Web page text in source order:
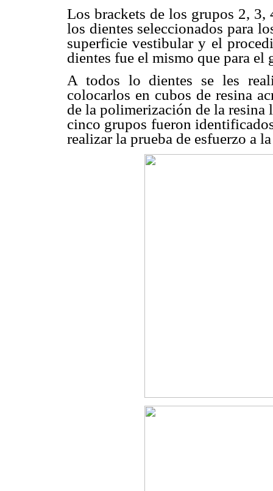
Los brackets de los grupos 2,
los dientes seleccionados para
superficie vestibular y el
dientes fue el mismo que para el
A todos lo dientes se les
colocarlos en cubos de resina
de la polimerización de la resina
cinco grupos fueron
realizar la prueba de esfuerzo a